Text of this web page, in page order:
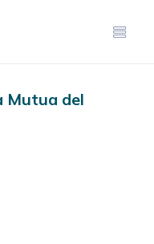
Mutua del